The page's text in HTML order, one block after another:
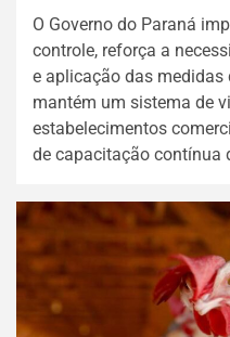
O Governo do Paraná
controle, reforça a
e aplicação das medidas
mantém um sistema de
estabelecimentos
de capacitação contínua